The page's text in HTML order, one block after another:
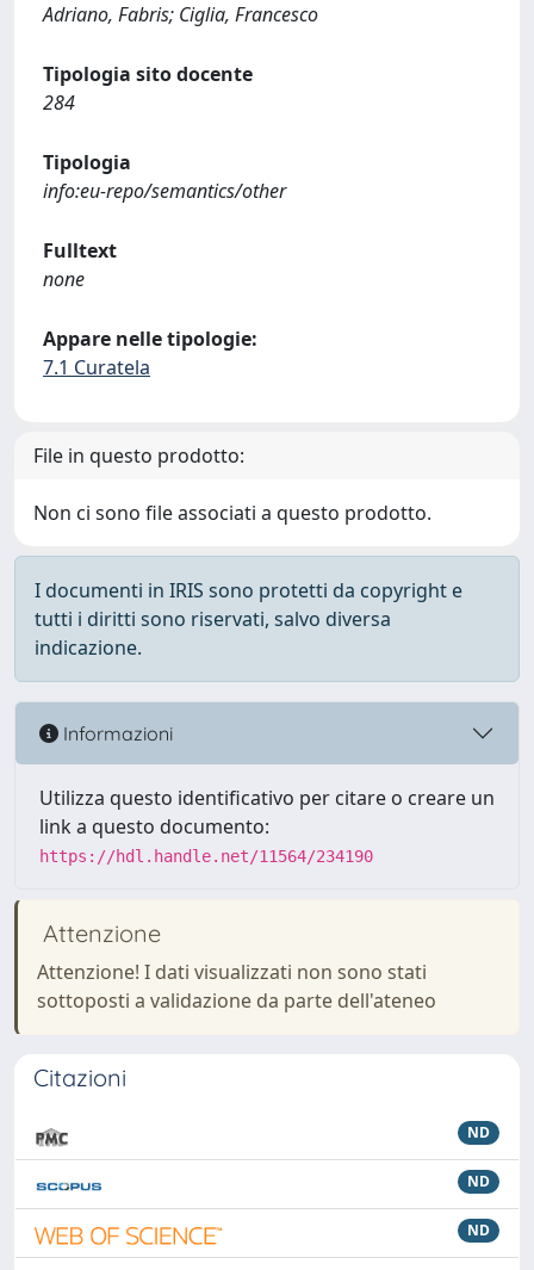
Adriano, Fabris; Ciglia, Francesco
Tipologia sito docente
284
Tipologia
info:eu-repo/semantics/other
Fulltext
none
Appare nelle tipologie:
7.1 Curatela
File in questo prodotto:
Non ci sono file associati a questo prodotto.
I documenti in IRIS sono protetti da copyright e
tutti i diritti sono riservati, salvo diversa
indicazione.
Informazioni
Utilizza questo identificativo per citare o creare un
link a questo documento:
https://hdl.handle.net/11564/234190
Attenzione
Attenzione! I dati visualizzati non sono stati
sottoposti a validazione da parte dell'ateneo
Citazioni
ND
ND
ND